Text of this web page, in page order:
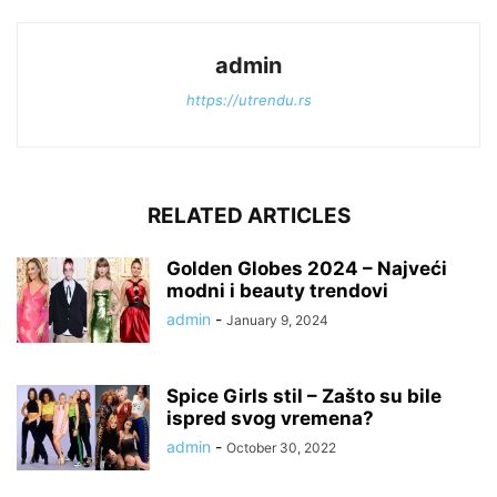
admin
https://utrendu.rs
RELATED ARTICLES
Golden Globes 2024 – Najveći
modni i beauty trendovi
admin - January 9, 2024
Spice Girls stil – Zašto su bile
ispred svog vremena?
admin - October 30, 2022